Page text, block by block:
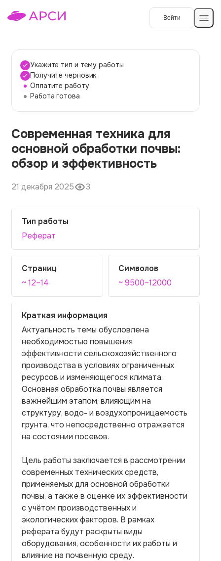
Войти
Темы работ
О сервисе
О компании
Наши гарантии
Вопросы и ответы
Контакты
Укажите тип и тему работы
Получите черновик
Оплатите работу
Работа готова
Современная техника для
основной обработки почвы:
обзор и эффективность
21 декабря 2025 3
Тип работы
Реферат
Страниц
~ 12–14
Символов
~ 9500–12000
Краткая информация
Актуальность темы обусловлена
необходимостью повышения
эффективности сельскохозяйственного
производства в условиях ограниченных
ресурсов и изменяющегося климата.
Основная обработка почвы является
важнейшим этапом, влияющим на
структуру, водо- и воздухопроницаемость
грунта, что непосредственно отражается
на состоянии посевов.
Цель работы заключается в рассмотрении
современных технических средств,
применяемых для основной обработки
почвы, а также в оценке их эффективности
с учётом производственных и
экологических факторов. В рамках
реферата будут раскрыты виды
оборудования, особенности их работы и
влияние на почвенную среду.